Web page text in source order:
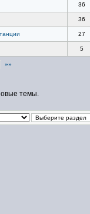
36
36
27
5
»»
темы.